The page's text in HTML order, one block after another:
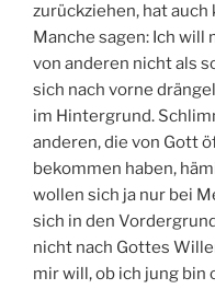
zurückziehen, hat
Manche sagen: Ich will
von anderen nicht als
sich nach vorne
im Hintergrund.
anderen, die von Gott
bekommen haben,
wollen sich ja nur bei
sich in den
nicht nach Gottes
mir will, ob ich jung bin